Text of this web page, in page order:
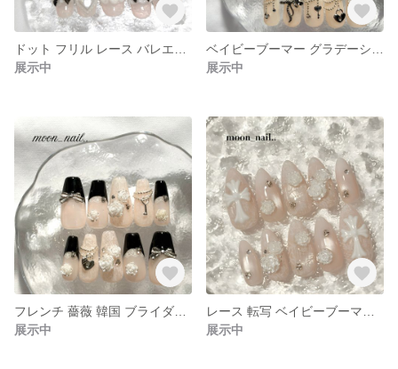
展示中
展示中
展示中
展示中